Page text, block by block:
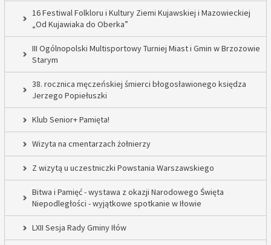
16 Festiwal Folkloru i Kultury Ziemi Kujawskiej i Mazowieckiej
„Od Kujawiaka do Oberka”
III Ogólnopolski Multisportowy Turniej Miast i Gmin w Brzozowie
Starym
38. rocznica męczeńskiej śmierci błogosławionego księdza
Jerzego Popiełuszki
Klub Senior+ Pamięta!
Wizyta na cmentarzach żołnierzy
Z wizytą u uczestniczki Powstania Warszawskiego
Bitwa i Pamięć - wystawa z okazji Narodowego Święta
Niepodległości - wyjątkowe spotkanie w Iłowie
LXII Sesja Rady Gminy Iłów